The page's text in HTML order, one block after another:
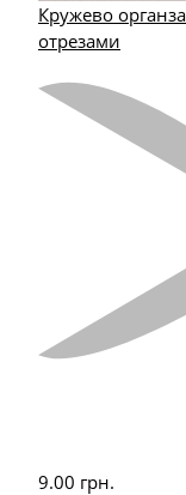
Кружево
отрезами
9.00 грн.